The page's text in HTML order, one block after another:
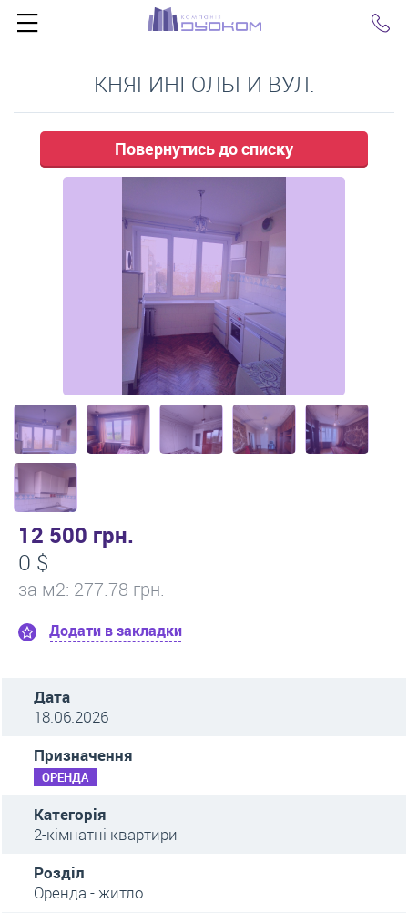
КНЯГИНІ ОЛЬГИ ВУЛ.
Повернутись до списку
12 500 грн.
0 $
за м2: 277.78 грн.
Додати в закладки
Дата
18.06.2026
Призначення
ОРЕНДА
Категорія
2-кімнатні квартири
Розділ
Оренда - житло